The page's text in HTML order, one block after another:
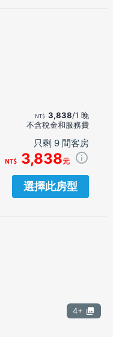
3,838/1 晚
不含稅金和服務費
只剩 9 間客房
3,838元
選擇此房型
4+